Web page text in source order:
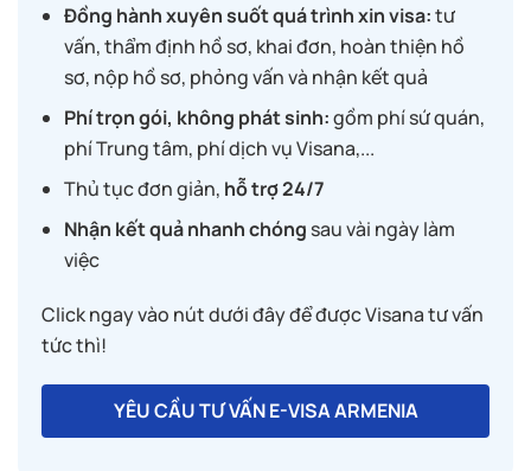
Đồng hành xuyên suốt quá trình xin visa:tư
vấn, thẩm định hồ sơ, khai đơn, hoàn thiện hồ
sơ, nộp hồ sơ, phỏng vấn và nhận kết quả
Phí trọn gói, không phát sinh:gồm phí sứ quán,
phí Trung tâm, phí dịch vụ Visana,...
Thủ tục đơn giản, hỗ trợ 24/7
Nhận kết quả nhanh chóng sau vài ngày làm
việc
Click ngay vào nút dưới đây để được Visana tư vấn
tức thì!
YÊU CẦU TƯ VẤN E-VISA ARMENIA